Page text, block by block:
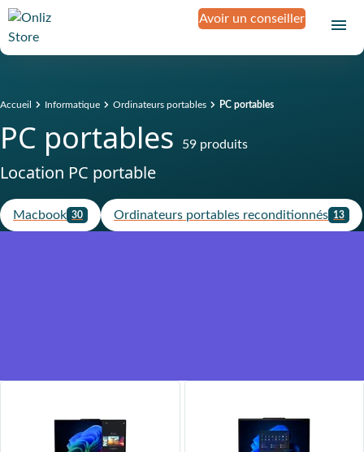
Avoir un conseiller
Accueil Informatique Ordinateurs portables PC portables
PC portables 59 produits
Location PC portable
Macbook 30 Ordinateurs portables reconditionnés 13